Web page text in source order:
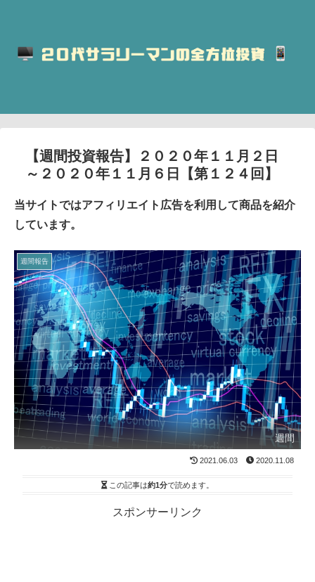
【週間投資報告】２０２０年１１月２日
～２０２０年１１月６日【第１２４回】
当サイトではアフィリエイト広告を利用して商品を紹介
しています。
週間報告
週間
2021.06.03 2020.11.08
この記事は約1分で読めます。
スポンサーリンク